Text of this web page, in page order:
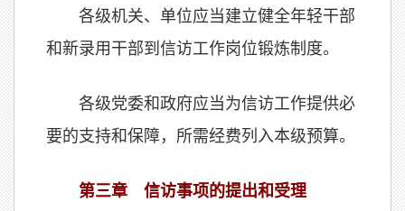
各级机关、单位应当建立健全年轻干部
和新录用干部到信访工作岗位锻炼制度。
各级党委和政府应当为信访工作提供必
要的支持和保障，所需经费列入本级预算。
第三章 信访事项的提出和受理